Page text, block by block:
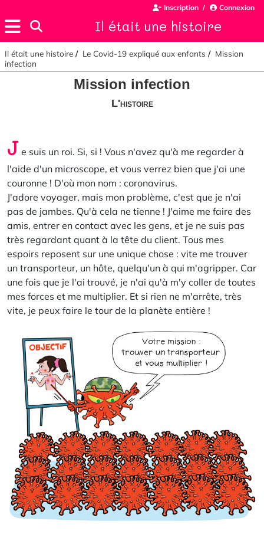
Il était une histoire
Inscription Connexion
Il était une histoire Le Covid-19 expliqué aux enfants
Mission
infection
Mission infection
L'histoire
J e suis un roi. Si, si ! Vous n'avez qu'à me regarder à
l'aide d'un microscope, et vous verrez bien que j'ai une
couronne ! D'où mon nom : coronavirus.
J'adore voyager, mais mon problème, c'est que je n'ai
pas de jambes. Qu'à cela ne tienne ! J'aime me faire des
amis, entrer en contact avec les gens, et je ne suis pas
très regardant quant à la tête du client. Tous mes
espoirs reposent sur une unique chose : vite me trouver
un transporteur, un hôte, quelqu'un à qui m'agripper. Car
une fois que je l'ai trouvé, je n'ai qu'à m'y coller de toutes
mes forces et me multiplier. Et si rien ne m'arrête, très
vite, je peux faire le tour de la planète entière !